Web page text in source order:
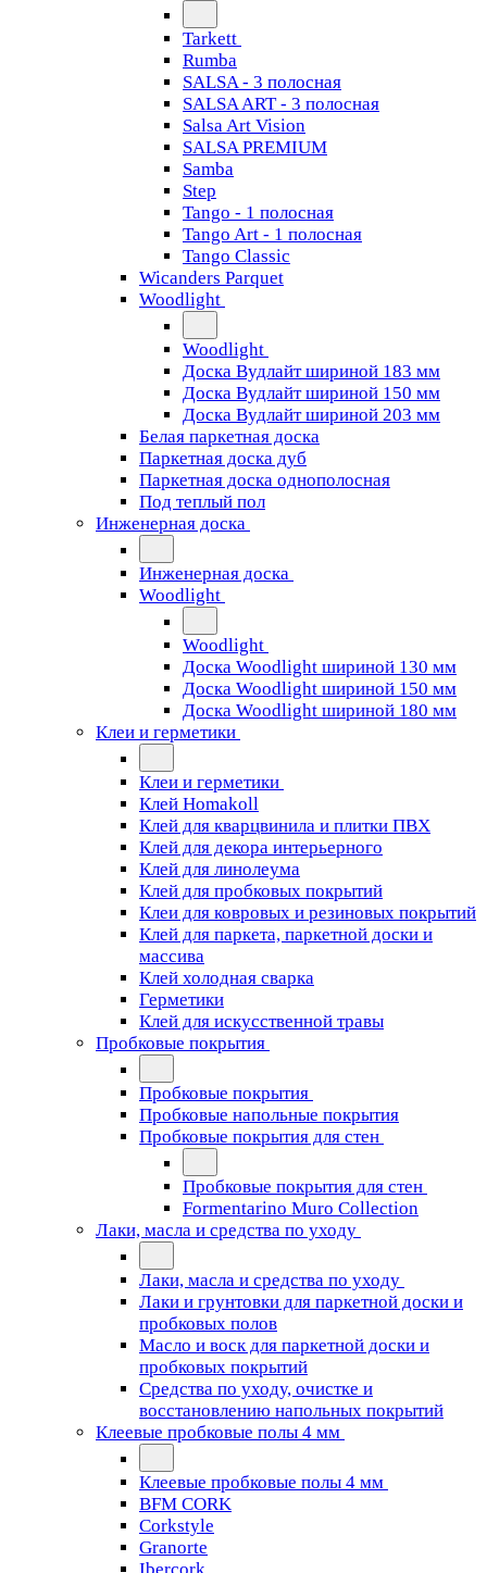
Tarkett
Rumba
SALSA - 3 полосная
SALSA ART - 3 полосная
Salsa Art Vision
SALSA PREMIUM
Samba
Step
Tango - 1 полосная
Tango Art - 1 полосная
Tango Classiс
Wicanders Parquet
Woodlight
Woodlight
Доска Вудлайт шириной 183 мм
Доска Вудлайт шириной 150 мм
Доска Вудлайт шириной 203 мм
Белая паркетная доска
Паркетная доска дуб
Паркетная доска однополосная
Под теплый пол
Инженерная доска
Инженерная доска
Woodlight
Woodlight
Доска Woodlight шириной 130 мм
Доска Woodlight шириной 150 мм
Доска Woodlight шириной 180 мм
Клеи и герметики
Клеи и герметики
Клей Homakoll
Клей для кварцвинила и плитки ПВХ
Клей для декора интерьерного
Клей для линолеума
Клей для пробковых покрытий
Клеи для ковровых и резиновых покрытий
Клей для паркета, паркетной доски и
массива
Клей холодная сварка
Герметики
Клей для искусственной травы
Пробковые покрытия
Пробковые покрытия
Пробковые напольные покрытия
Пробковые покрытия для стен
Пробковые покрытия для стен
Formentarino Muro Collection
Лаки, масла и средства по уходу
Лаки, масла и средства по уходу
Лаки и грунтовки для паркетной доски и
пробковых полов
Масло и воск для паркетной доски и
пробковых покрытий
Средства по уходу, очистке и
восстановлению напольных покрытий
Клеевые пробковые полы 4 мм
Клеевые пробковые полы 4 мм
BFM CORK
Corkstyle
Granorte